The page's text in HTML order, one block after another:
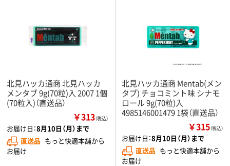
北見ハッカ通商 北見ハッカ
メンタブ 9g(70粒)入 2007 1個
(70粒入)（直送品）
￥313（税込）
お届け日：8月10日（月）まで
直送品 もっと快適本舗から
お届け
北見ハッカ通商 Mentab(メン
タブ) チョコミント味 シナモ
ロール 9g(70粒)入
4985146001479 1袋（直送品）
￥315（税込）
お届け日：8月10日（月）まで
直送品 もっと快適本舗から
お届け